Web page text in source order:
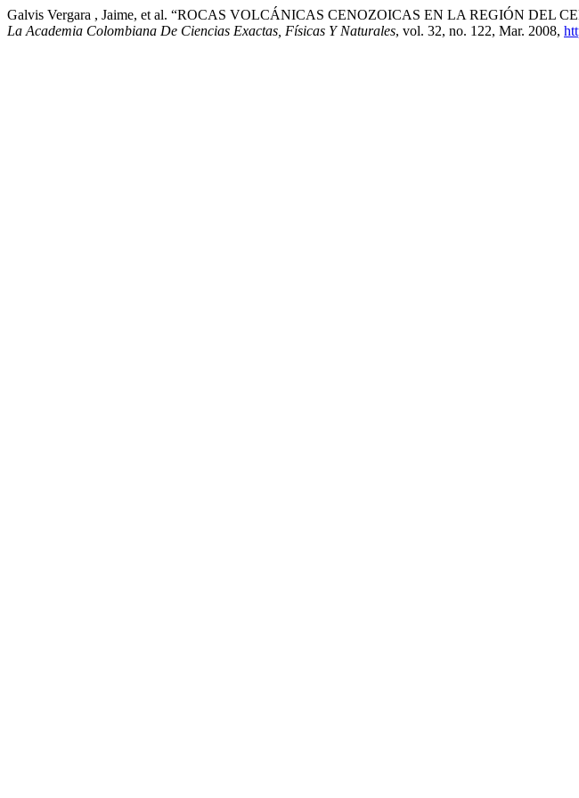
Galvis Vergara , Jaime, et al. “ROCAS VOLCÁNICAS CENOZOICAS EN LA REGIÓN DEL
La Academia Colombiana De Ciencias Exactas, Físicas Y Naturales, vol. 32, no. 122, Mar. 2008,